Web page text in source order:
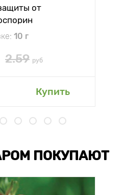
от
10 г
2.59 руб
Купить
ПОКУПАЮТ